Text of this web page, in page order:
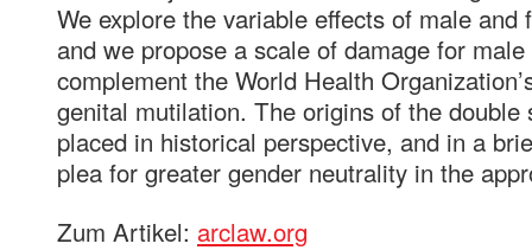
We explore the variable effects of male
and we propose a scale of damage for
complement the World Health
genital mutilation. The origins of the double
placed in historical perspective, and in a
plea for greater gender neutrality in the
Zum Artikel: arclaw.org